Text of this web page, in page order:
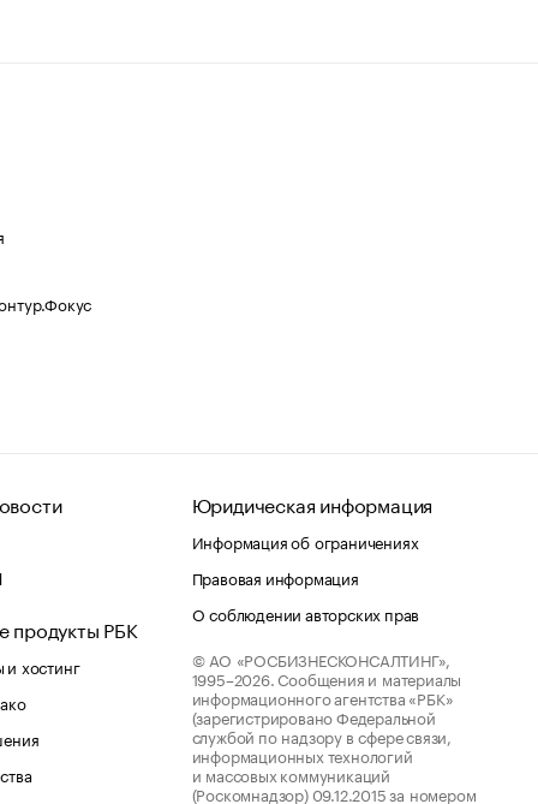
продукты РБК
хостинг
Юридическая информация
Информация об ограничениях
Правовая информация
О соблюдении авторских прав
© АО «РОСБИЗНЕСКОНСАЛТИНГ»,
1995–2026. Сообщения и материалы
информационного агентства «РБК»
(зарегистрировано Федеральной
службой по надзору в сфере связи,
информационных технологий
и массовых коммуникаций
(Роскомнадзор) 09.12.2015 за номером